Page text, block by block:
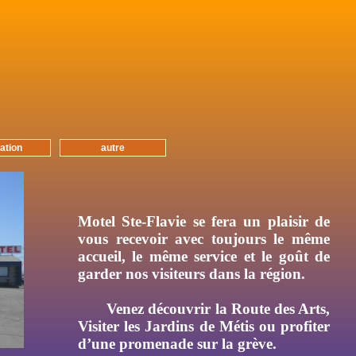
autre
Motel Ste-Flavie se fera un plaisir de
vous recevoir avec toujours le même
accueil, le même service et le goût de
garder nos visiteurs dans la région.
Venez découvrir la Route des Arts,
Visiter les Jardins de Métis ou profiter
d’une promenade sur la grève.